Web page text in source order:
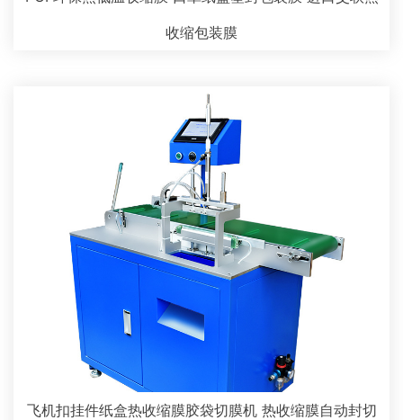
收缩包装膜
飞机扣挂件纸盒热收缩膜胶袋切膜机 热收缩膜自动封切